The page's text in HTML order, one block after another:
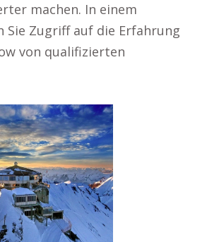
machen. In einem
Sie Zugriff auf die Erfahrung
von qualifizierten